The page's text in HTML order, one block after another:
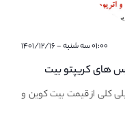
۰۱:۰۰ سه شنبه - ۱۴۰۱/۱۲/۱۶
های کریپتو بیت
از مجله کریپتو قصد داریم تحلیلی کلی از قیمت بیت کوین و